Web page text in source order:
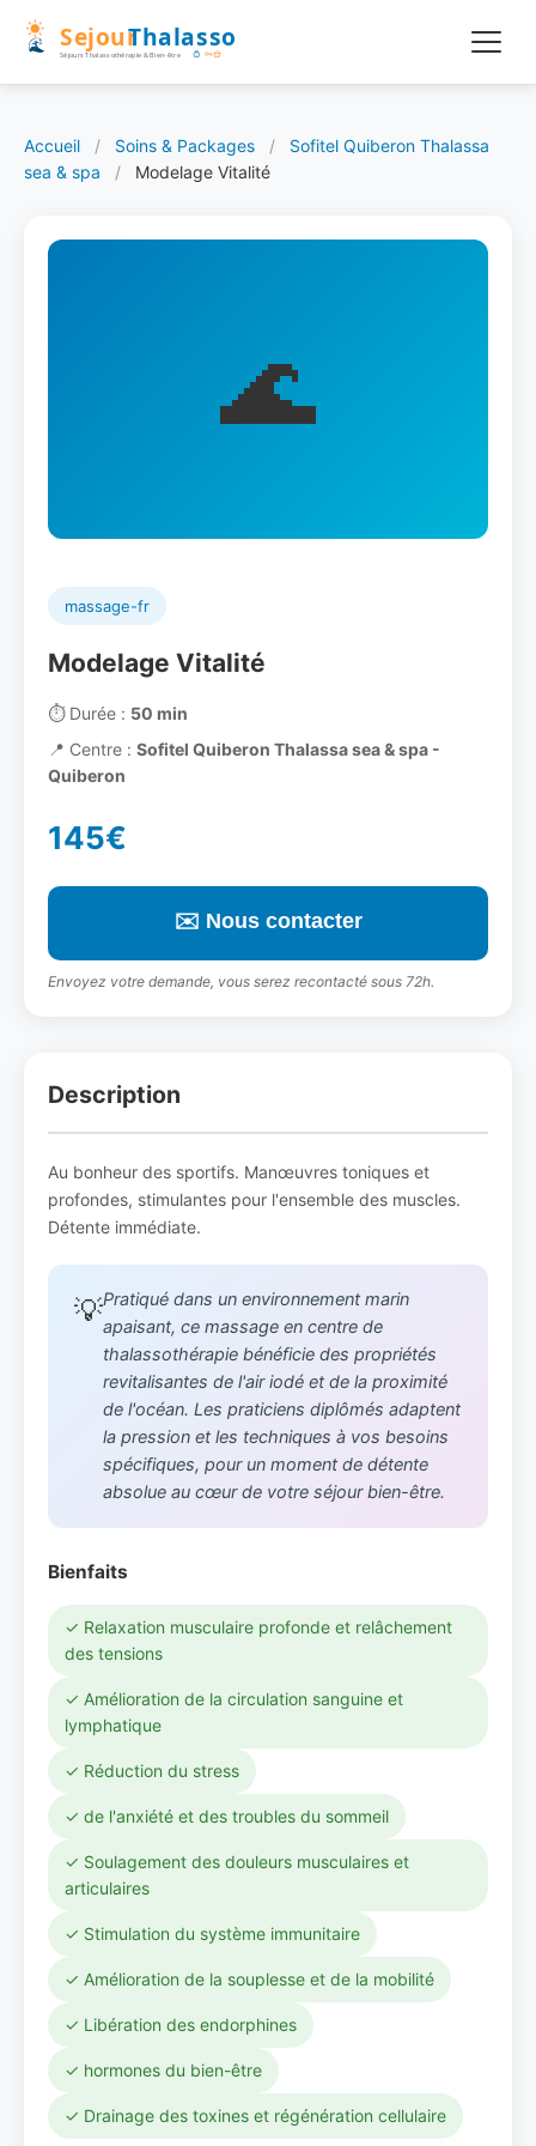
Accueil / Soins & Packages /
Sofitel Quiberon Thalassa
sea & spa
/ Modelage Vitalité
🌊
massage-fr
Modelage Vitalité
⏱️Durée : 50 min
📍 Centre : Sofitel Quiberon Thalassa sea & spa -
Quiberon
145€
✉️ Nous contacter
Envoyez votre demande, vous serez recontacté sous 72h.
Description
Au bonheur des sportifs. Manœuvres toniques et
profondes, stimulantes pour l'ensemble des muscles.
Détente immédiate.
💡Pratiqué dans un environnement marin
apaisant, ce massage en centre de
thalassothérapie bénéficie des propriétés
revitalisantes de l'air iodé et de la proximité
de l'océan. Les praticiens diplômés adaptent
la pression et les techniques à vos besoins
spécifiques, pour un moment de détente
absolue au cœur de votre séjour bien-être.
Bienfaits
✓ Relaxation musculaire profonde et relâchement
des tensions
✓ Amélioration de la circulation sanguine et
lymphatique
✓ Réduction du stress
✓ de l'anxiété et des troubles du sommeil
✓ Soulagement des douleurs musculaires et
articulaires
✓ Stimulation du système immunitaire
✓ Amélioration de la souplesse et de la mobilité
✓ Libération des endorphines
✓ hormones du bien-être
✓ Drainage des toxines et régénération cellulaire